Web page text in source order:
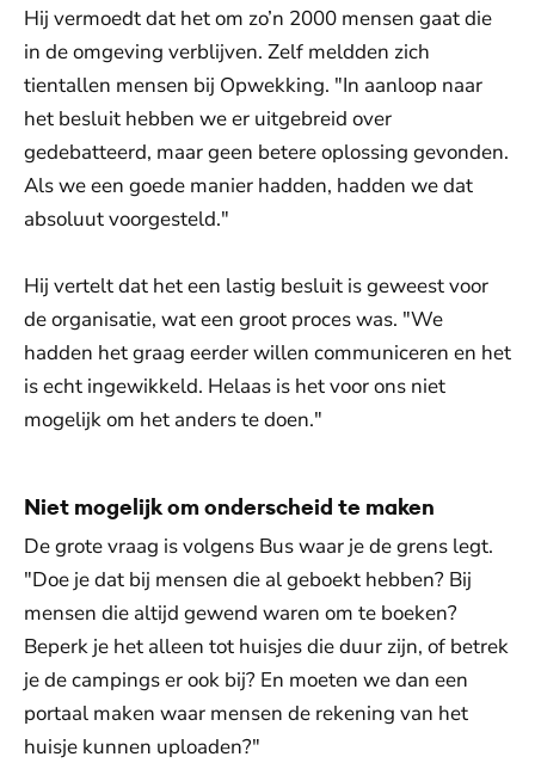
Hij vermoedt dat het om zo’n 2000 mensen gaat die
in de omgeving verblijven. Zelf meldden zich
tientallen mensen bij Opwekking. "In aanloop naar
het besluit hebben we er uitgebreid over
gedebatteerd, maar geen betere oplossing gevonden.
Als we een goede manier hadden, hadden we dat
absoluut voorgesteld."
Hij vertelt dat het een lastig besluit is geweest voor
de organisatie, wat een groot proces was. "We
hadden het graag eerder willen communiceren en het
is echt ingewikkeld. Helaas is het voor ons niet
mogelijk om het anders te doen."
Niet mogelijk om onderscheid te maken
De grote vraag is volgens Bus waar je de grens legt.
"Doe je dat bij mensen die al geboekt hebben? Bij
mensen die altijd gewend waren om te boeken?
Beperk je het alleen tot huisjes die duur zijn, of betrek
je de campings er ook bij? En moeten we dan een
portaal maken waar mensen de rekening van het
huisje kunnen uploaden?"